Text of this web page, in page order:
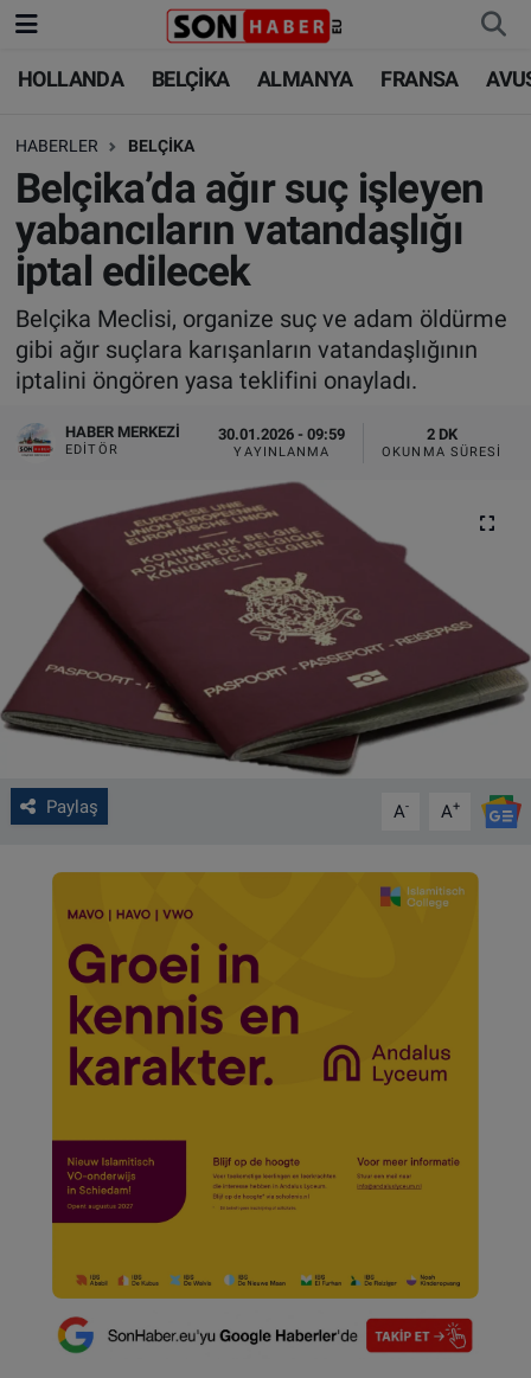
HOLLANDA BELÇİKA ALMANYA FRANSA
HABERLER BELÇİKA
Belçika’da ağır suç işleyen
yabancıların vatandaşlığı
iptal edilecek
Belçika Meclisi, organize suç ve adam öldürme
gibi ağır suçlara karışanların vatandaşlığının
iptalini öngören yasa teklifini onayladı.
HABER MERKEZI
EDITÖR
30.01.2026 - 09:59
YAYINLANMA
2 DK
OKUNMA SÜRESI
Paylaş A- A+
HOLLANDA
BELÇİKA
ALMANYA
FRANSA
AVUSTURYA
SAĞLIK - YAŞAM
BİLİM-TEKNOLOJİ
HOLLANDA
BELÇİKA
ALMANYA
TÜRKİYE
DÜNYA
BİLİM-TEKNOLOJİ
SAĞLIK
FOTO GALERİ
VIDEO GALERİ
ALGEMENE VOORWAARDEN
CONTACT
Çerez Politikası
Nöbetçi Eczaneler
Hava Durumu
Trafik Durumu
Süper Lig Puan Durumu ve Fikstür
Tüm Manşetler
Son Dakika Haberleri
Haber Arşivi